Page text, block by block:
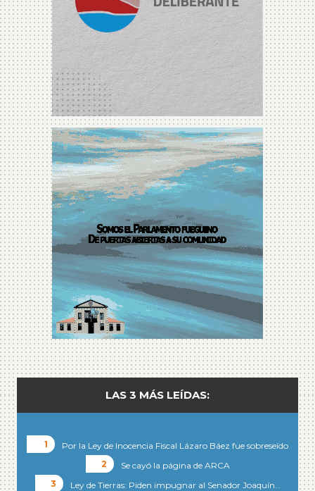
LAS 3 MÁS LEÍDAS:
Por la Ley de Inocencia Fiscal Lázaro Báez fue sobreseído
Se cayó la página de ARCA
Ley de Tierras: Piden impugnar al Senador Joaquín…